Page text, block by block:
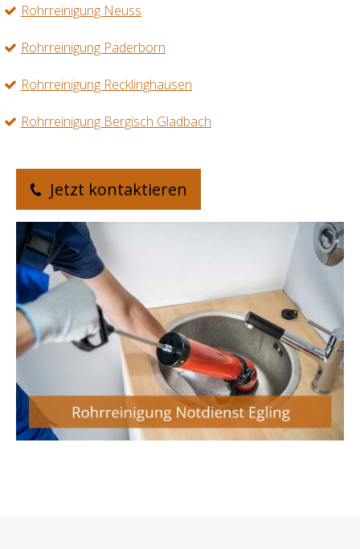
Rohrreinigung Neuss
Rohrreinigung Paderborn
Rohrreinigung Recklinghausen
Rohrreinigung Bergisch Gladbach
Jetzt kontaktieren